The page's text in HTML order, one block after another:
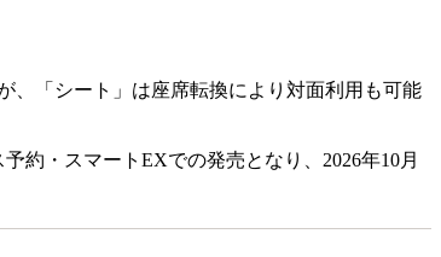
、「シート」は座席転換により対面利用も可能
約・スマートEXでの発売となり、2026年10月